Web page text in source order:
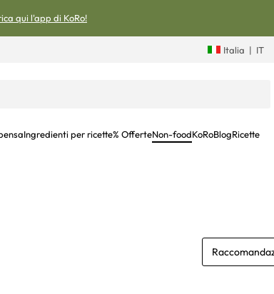
qui l'app di KoRo!
Italia | IT
Ingredienti per ricette% OfferteNon-foodKoRoBlogRicette